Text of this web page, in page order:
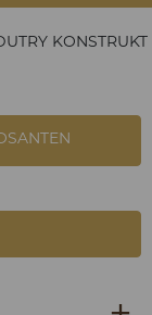
KONSTRUKT